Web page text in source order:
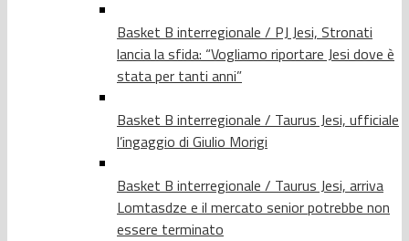
Basket B interregionale / PJ Jesi, Stronati
lancia la sfida: “Vogliamo riportare Jesi dove è
stata per tanti anni”
Basket B interregionale / Taurus Jesi, ufficiale
l’ingaggio di Giulio Morigi
Basket B interregionale / Taurus Jesi, arriva
Lomtasdze e il mercato senior potrebbe non
essere terminato